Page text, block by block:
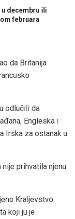
decembru ili
februara
da Britanija
odlučili da
Engleska i
Irska za ostanak u
nije prihvatila njenu
Kraljevstvo
koji ju je